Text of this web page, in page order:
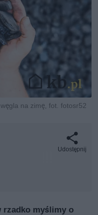
na zimę, fot. fotosr52
Udostępnij
rzadko myślimy o